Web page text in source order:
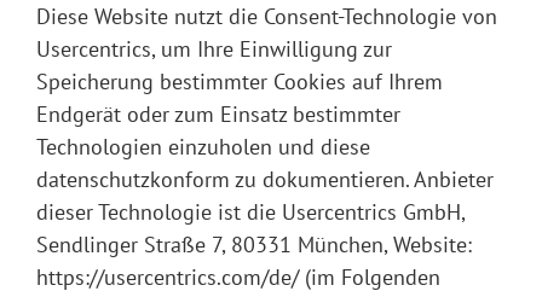
Diese Website nutzt die Consent-Technologie von
Usercentrics, um Ihre Einwilligung zur
Speicherung bestimmter Cookies auf Ihrem
Endgerät oder zum Einsatz bestimmter
Technologien einzuholen und diese
datenschutzkonform zu dokumentieren. Anbieter
dieser Technologie ist die Usercentrics GmbH,
Sendlinger Straße 7, 80331 München, Website:
https://usercentrics.com/de/(im Folgenden